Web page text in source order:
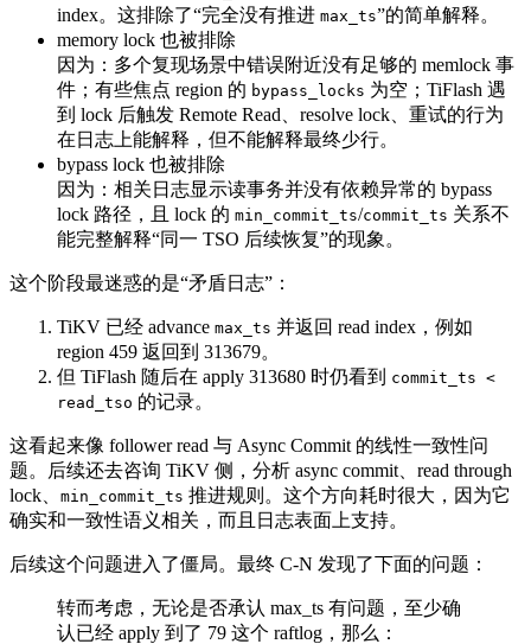
index。这排除了“完全没有推进 max_ts”的简单解释。
memory lock 也被排除
因为：多个复现场景中错误附近没有足够的 memlock 事
件；有些焦点 region 的 bypass_locks 为空；TiFlash 遇
到 lock 后触发 Remote Read、resolve lock、重试的行为
在日志上能解释，但不能解释最终少行。
bypass lock 也被排除
因为：相关日志显示读事务并没有依赖异常的 bypass
lock 路径，且 lock 的 min_commit_ts/commit_ts 关系不
能完整解释“同一 TSO 后续恢复”的现象。
这个阶段最迷惑的是“矛盾日志”：
TiKV 已经 advance max_ts 并返回 read index，例如
region 459 返回到 313679。
但 TiFlash 随后在 apply 313680 时仍看到 commit_ts <
read_tso 的记录。
这看起来像 follower read 与 Async Commit 的线性一致性问
题。后续还去咨询 TiKV 侧，分析 async commit、read through
lock、 min_commit_ts 推进规则。这个方向耗时很大，因为它
确实和一致性语义相关，而且日志表面上支持。
后续这个问题进入了僵局。最终 C-N 发现了下面的问题：
转⽽考虑，⽆论是否承认 max_ts 有问题，⾄少确
认已经 apply 到了 79 这个 raftlog，那么：